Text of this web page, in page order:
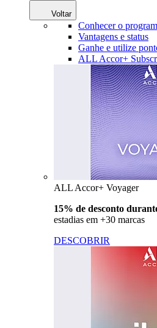
Voltar
Conhecer o
Vantagens e status
Ganhe e utilize
ALL Accor+
ALL Accor+ Voyager
15% de desconto
estadias em +30 marcas
DESCOBRIR